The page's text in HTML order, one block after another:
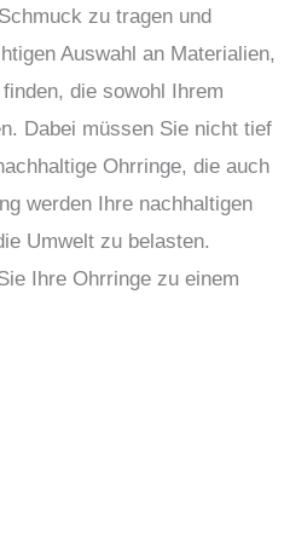
zu tragen und
Auswahl an Materialien,
die sowohl Ihrem
Dabei müssen Sie nicht tief
Ohrringe, die auch
werden Ihre nachhaltigen
Umwelt zu belasten.
Ihre Ohrringe zu einem